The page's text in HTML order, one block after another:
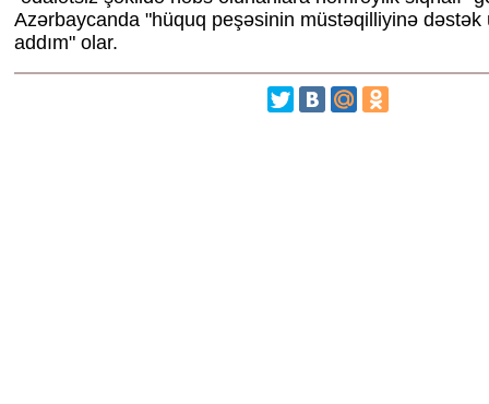
Azərbaycanda "hüquq peşəsinin müstəqilliyinə dəstək
addım" olar.